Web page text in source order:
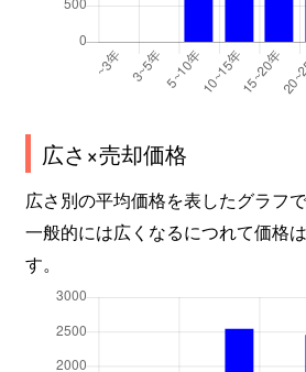
広さ×売却価格
広さ別の平均価格を表したグラフで
一般的には広くなるにつれて価格
す。